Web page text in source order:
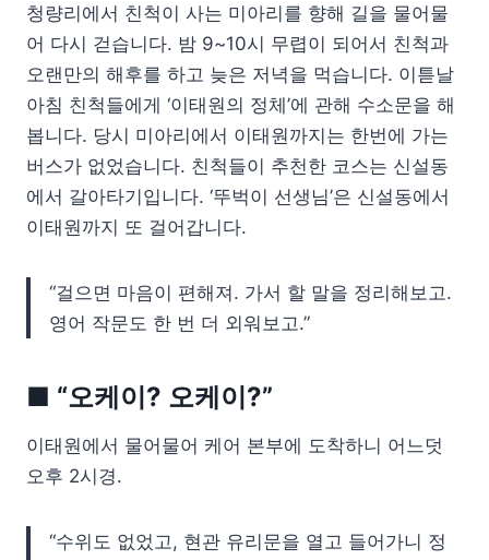
청량리에서 친척이 사는 미아리를 향해 길을 물어물
어 다시 걷습니다. 밤 9~10시 무렵이 되어서 친척과
오랜만의 해후를 하고 늦은 저녁을 먹습니다. 이튿날
아침 친척들에게 ‘이태원의 정체’에 관해 수소문을 해
봅니다. 당시 미아리에서 이태원까지는 한번에 가는
버스가 없었습니다. 친척들이 추천한 코스는 신설동
에서 갈아타기입니다. ‘뚜벅이 선생님’은 신설동에서
이태원까지 또 걸어갑니다.
“걸으면 마음이 편해져. 가서 할 말을 정리해보고.
영어 작문도 한 번 더 외워보고.”
■ “오케이? 오케이?”
이태원에서 물어물어 케어 본부에 도착하니 어느덧
오후 2시경.
“수위도 없었고, 현관 유리문을 열고 들어가니 정